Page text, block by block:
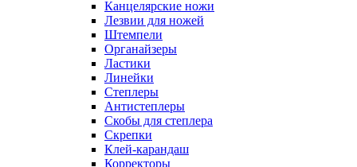
Канцелярские ножи
Лезвии для ножей
Штемпели
Органайзеры
Ластики
Линейки
Степлеры
Антистеплеры
Скобы для степлера
Скрепки
Клей-карандаш
Корректоры